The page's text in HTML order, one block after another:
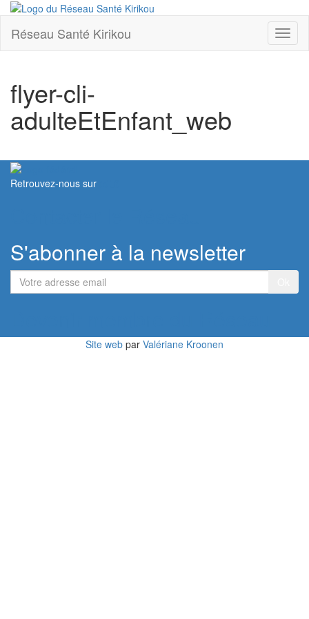
Réseau Santé Kirikou
flyer-cli-
adulteEtEnfant_web
Retrouvez-nous sur
S'abonner à la newsletter
Votre
adresse
Site web par Valériane Kroonen